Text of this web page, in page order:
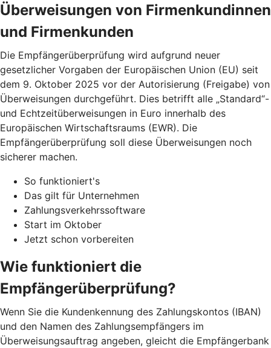
Überweisungen von Firmenkundinnen
und Firmenkunden
Die Empfängerüberprüfung wird aufgrund neuer
gesetzlicher Vorgaben der Europäischen Union (EU) seit
dem 9. Oktober 2025 vor der Autorisierung (Freigabe) von
Überweisungen durchgeführt. Dies betrifft alle „Standard“-
und Echtzeitüberweisungen in Euro innerhalb des
Europäischen Wirtschaftsraums (EWR). Die
Empfängerüberprüfung soll diese Überweisungen noch
sicherer machen.
So funktioniert's
Das gilt für Unternehmen
Zahlungsverkehrssoftware
Start im Oktober
Jetzt schon vorbereiten
Wie funktioniert die
Empfängerüberprüfung?
Wenn Sie die Kundenkennung des Zahlungskontos (IBAN)
und den Namen des Zahlungsempfängers im
Überweisungsauftrag angeben, gleicht die Empfängerbank